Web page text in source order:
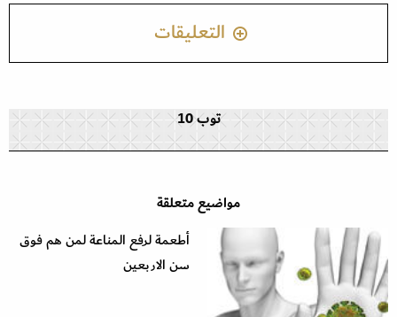
التعليقات
توب 10
مواضيع متعلقة
أطعمة لرفع المناعة لمن هم فوق
سن الاربعين